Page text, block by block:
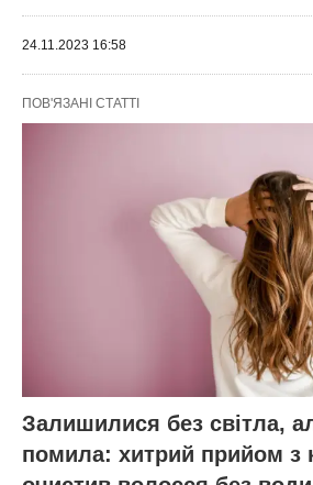
24.11.2023 16:58
ПОВ'ЯЗАНІ СТАТТІ
Залишилися без світла,
помила: хитрий прийом з